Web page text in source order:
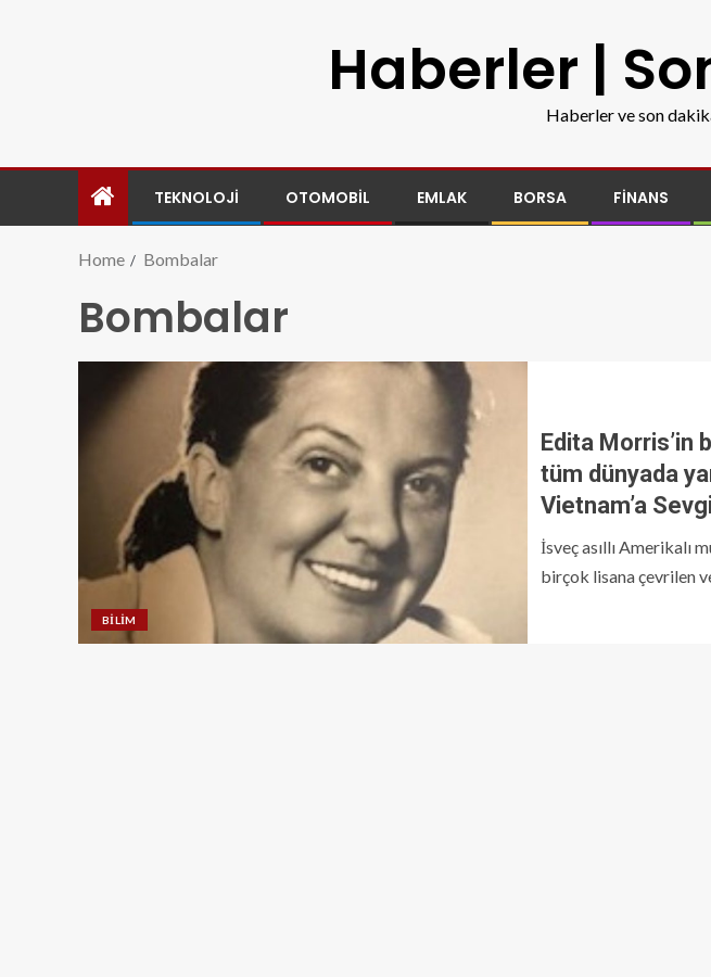
Haberler |
Haberler ve son
TEKNOLOJI OTOMOBIL EMLAK BORSA FINANS
Home Bombalar
Bombalar
BILIM
Edita Morris’in
tüm dünyada
Vietnam’a
İsveç asıllı Amerikalı
birçok lisana çevrilen